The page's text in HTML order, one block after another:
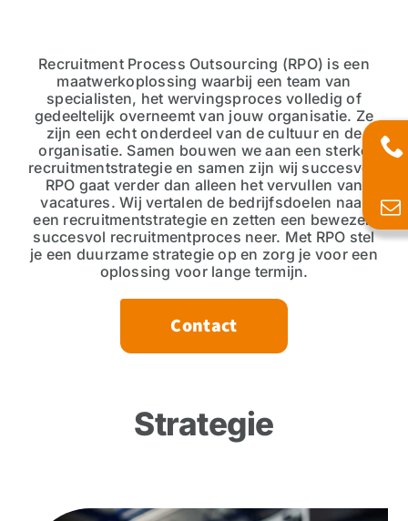
Recruitment Process Outsourcing (RPO) is een
maatwerkoplossing waarbij een team van
specialisten, het wervingsproces volledig of
gedeeltelijk overneemt van jouw organisatie. Ze
zijn een echt onderdeel van de cultuur en de
organisatie. Samen bouwen we aan een sterke
recruitmentstrategie en samen zijn wij succesvol.
RPO gaat verder dan alleen het vervullen van
vacatures. Wij vertalen de bedrijfsdoelen naar
een recruitmentstrategie en zetten een bewezen
succesvol recruitmentproces neer. Met RPO stel
je een duurzame strategie op en zorg je voor een
oplossing voor lange termijn.
Contact
Strategie